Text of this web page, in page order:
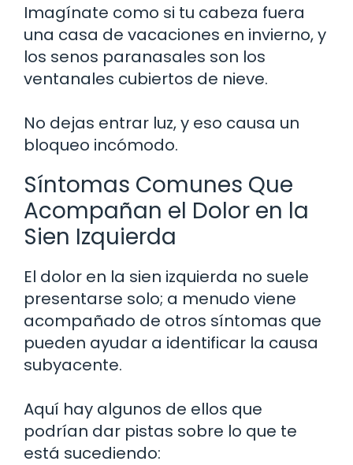
Imagínate como si tu cabeza fuera
una casa de vacaciones en invierno, y
los senos paranasales son los
ventanales cubiertos de nieve.
No dejas entrar luz, y eso causa un
bloqueo incómodo.
Síntomas Comunes Que
Acompañan el Dolor en la
Sien Izquierda
El dolor en la sien izquierda no suele
presentarse solo; a menudo viene
acompañado de otros síntomas que
pueden ayudar a identificar la causa
subyacente.
Aquí hay algunos de ellos que
podrían dar pistas sobre lo que te
está sucediendo: